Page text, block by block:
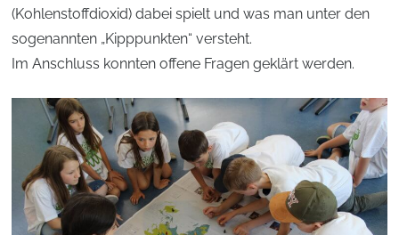
(Kohlenstoffdioxid) dabei spielt und was man unter den
sogenannten „Kipppunkten“ versteht.
Im Anschluss konnten offene Fragen geklärt werden.